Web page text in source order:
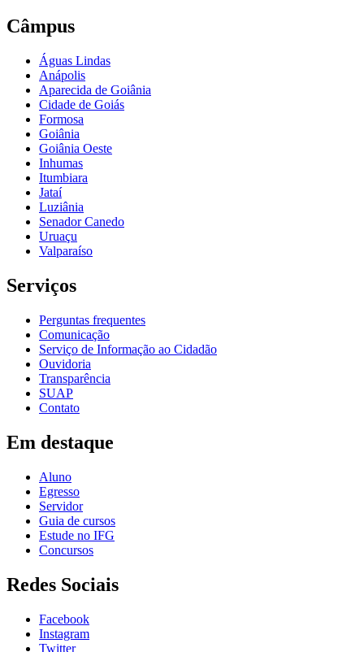
Câmpus
Águas Lindas
Anápolis
Aparecida de Goiânia
Cidade de Goiás
Formosa
Goiânia
Goiânia Oeste
Inhumas
Itumbiara
Jataí
Luziânia
Senador Canedo
Uruaçu
Valparaíso
Serviços
Perguntas frequentes
Comunicação
Serviço de Informação ao Cidadão
Ouvidoria
Transparência
SUAP
Contato
Em destaque
Aluno
Egresso
Servidor
Guia de cursos
Estude no IFG
Concursos
Redes Sociais
Facebook
Instagram
Twitter